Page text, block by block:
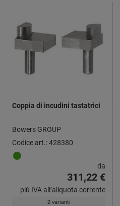
Coppia di incudini tastatrici
Bowers GROUP
Codice art.: 428380
da
311,22 €
più IVA all’aliquota corrente
2 varianti